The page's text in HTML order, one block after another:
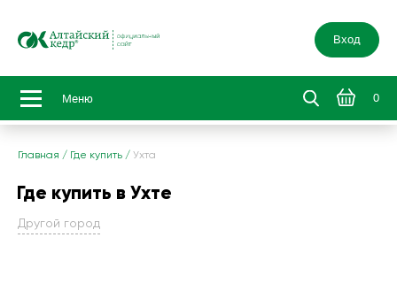
Вход
Меню 0
Главная / Где купить / Ухта
Где купить в Ухте
Другой город